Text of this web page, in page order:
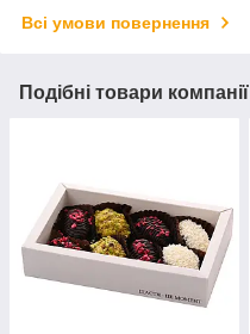
Всі умови повернення
Подібні товари компанії